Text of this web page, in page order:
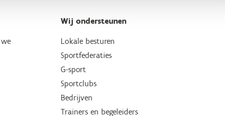
Wij ondersteunen
Lokale besturen
Sportfederaties
G-sport
Sportclubs
Bedrijven
Trainers en begeleiders